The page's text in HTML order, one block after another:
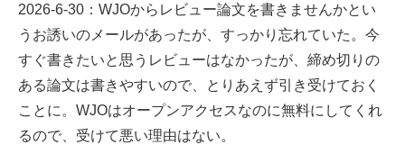
2026-6-30：WJOからレビュー論文を書きませんかとい
うお誘いのメールがあったが、すっかり忘れていた。今
すぐ書きたいと思うレビューはなかったが、締め切りの
ある論文は書きやすいので、とりあえず引き受けておく
ことに。WJOはオープンアクセスなのに無料にしてくれ
るので、受けて悪い理由はない。